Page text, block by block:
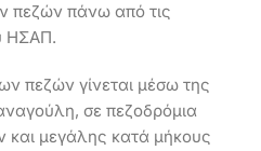
πεζών πάνω από τις
ΗΣΑΠ.
πεζών γίνεται μέσω της
σε πεζοδρόμια
και μεγάλης κατά μήκους